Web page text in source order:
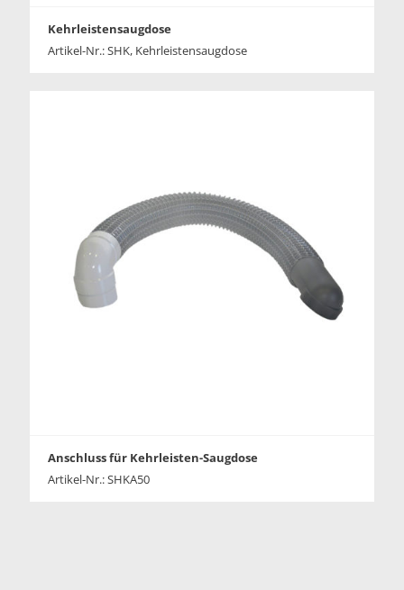
Kehrleistensaugdose
Artikel-Nr.: SHK, Kehrleistensaugdose
Anschluss für Kehrleisten-Saugdose
Artikel-Nr.: SHKA50